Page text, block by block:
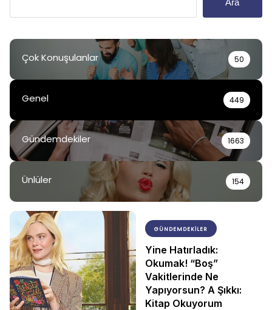
Ara
Çok Konuşulanlar 50
Genel 449
Gündemdekiler 1663
Ünlüler 154
GÜNDEMDEKILER
Yine Hatırladık:
Okumak! “Boş”
Vakitlerinde Ne
Yapıyorsun? A Şıkkı:
Kitap Okuyorum